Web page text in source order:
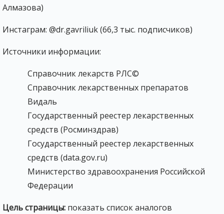
Алмазова)
Инстаграм: @dr.gavriliuk (66,3 тыс. подписчиков)
Источники информации:
Справочник лекарств РЛС©
Справочник лекарственных препаратов
Видаль
Государственный реестер лекарственных
средств (Росминздрав)
Государственный реестер лекарственных
средств (data.gov.ru)
Министерство здравоохранения Российской
Федерации
Цель страницы: показать список аналогов